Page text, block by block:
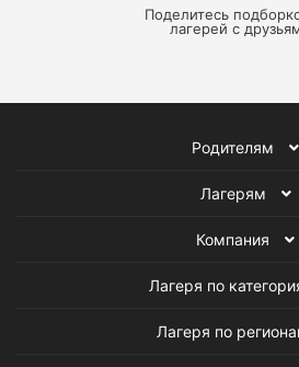
Футбольные лагеря в Подмосковье
Баскетбольные лагеря в
Поделитесь
лагерей с
Родителям
Лагерям
Компания
Лагеря по
Лагеря по